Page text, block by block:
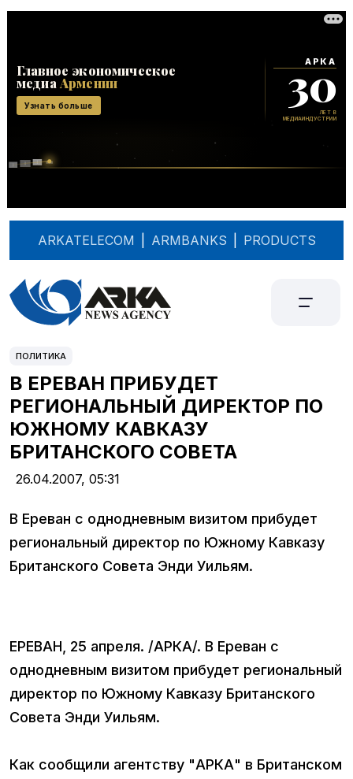
ARKATELECOM ARMBANKS PRODUCTS
ПОЛИТИКА
В ЕРЕВАН ПРИБУДЕТ
РЕГИОНАЛЬНЫЙ ДИРЕКТОР ПО
ЮЖНОМУ КАВКАЗУ
БРИТАНСКОГО СОВЕТА
26.04.2007, 05:31
В Ереван с однодневным визитом прибудет
региональный директор по Южному Кавказу
Британского Совета Энди Уильям.
ЕРЕВАН, 25 апреля. /АРКА/. В Ереван с
однодневным визитом прибудет региональный
директор по Южному Кавказу Британского
Совета Энди Уильям.
Как сообщили агентству "АРКА" в Британском